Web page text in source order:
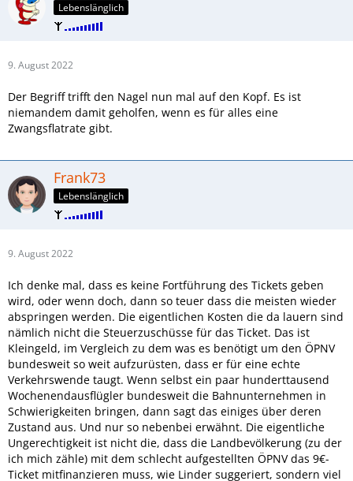
Lebenslänglich
9. August 2022
Der Begriff trifft den Nagel nun mal auf den Kopf. Es ist
niemandem damit geholfen, wenn es für alles eine
Zwangsflatrate gibt.
Frank73
Lebenslänglich
9. August 2022
Ich denke mal, dass es keine Fortführung des Tickets geben
wird, oder wenn doch, dann so teuer dass die meisten wieder
abspringen werden. Die eigentlichen Kosten die da lauern sind
nämlich nicht die Steuerzuschüsse für das Ticket. Das ist
Kleingeld, im Vergleich zu dem was es benötigt um den ÖPNV
bundesweit so weit aufzurüsten, dass er für eine echte
Verkehrswende taugt. Wenn selbst ein paar hunderttausend
Wochenendausflügler bundesweit die Bahnunternehmen in
Schwierigkeiten bringen, dann sagt das einiges über deren
Zustand aus. Und nur so nebenbei erwähnt. Die eigentliche
Ungerechtigkeit ist nicht die, dass die Landbevölkerung (zu der
ich mich zähle) mit dem schlecht aufgestellten ÖPNV das 9€-
Ticket mitfinanzieren muss, wie Linder suggeriert, sondern viel